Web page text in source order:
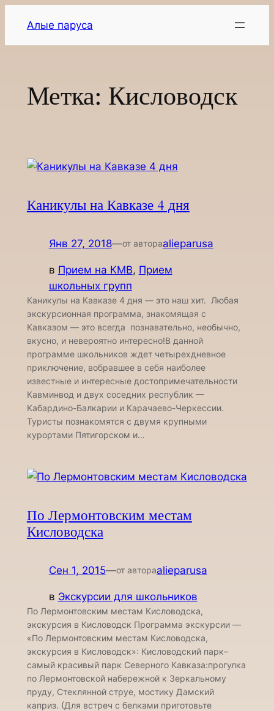
содержимому
Алые паруса
Метка: Кисловодск
Каникулы на Кавказе 4 дня
Янв 27, 2018—от автораalieparusa
в Прием на КМВ, Прием
школьных групп
Каникулы на Кавказе 4 дня — это наш хит. Любая
экскурсионная программа, знакомящая с
Кавказом — это всегда познавательно, необычно,
вкусно, и невероятно интересно!В данной
программе школьников ждет четырехдневное
приключение, вобравшее в себя наиболее
известные и интересные достопримечательности
Кавминвод и двух соседних республик —
Кабардино-Балкарии и Карачаево-Черкессии.
Туристы познакомятся с двумя крупными
курортами Пятигорском и…
По Лермонтовским местам
Кисловодска
Сен 1, 2015—от автораalieparusa
в Экскурсии для школьников
По Лермонтовским местам Кисловодска,
экскурсия в Кисловодск Программа экскурсии —
«По Лермонтовским местам Кисловодска,
экскурсия в Кисловодск»: Кисловодский парк–
самый красивый парк Северного Кавказа:прогулка
по Лермонтовской набережной к Зеркальному
пруду, Стеклянной струе, мостику Дамский
каприз. (Для встреч с белками приготовьте